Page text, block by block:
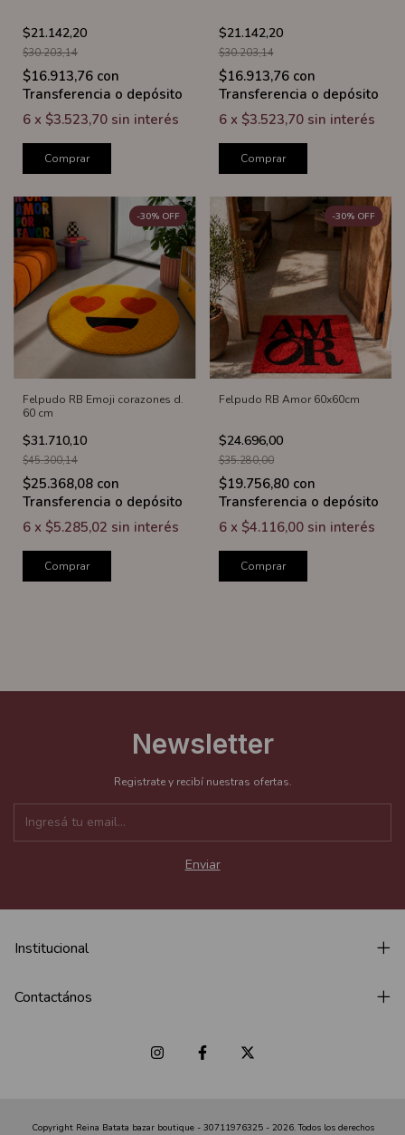
$21.142,20
$30.203,14
$16.913,76 con
Transferencia o depósito
6 x $3.523,70 sin interés
Comprar
$21.142,20
$30.203,14
$16.913,76 con
Transferencia o depósito
6 x $3.523,70 sin interés
Comprar
Felpudo RB Emoji corazones d.
60 cm
$31.710,10
-30% OFF
$45.300,14
$25.368,08 con
Transferencia o depósito
6 x $5.285,02 sin interés
Comprar
Felpudo RB Amor 60x60cm
$24.696,00
-30% OFF
$35.280,00
$19.756,80 con
Transferencia o depósito
6 x $4.116,00 sin interés
Comprar
Newsletter
Registrate y recibí nuestras ofertas.
Institucional
Contactános
Copyright Reina Batata bazar boutique - 30711976325 - 2026. Todos los derechos